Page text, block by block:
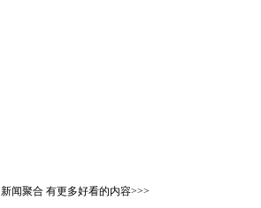
新闻聚合有更多好看的内容>>>